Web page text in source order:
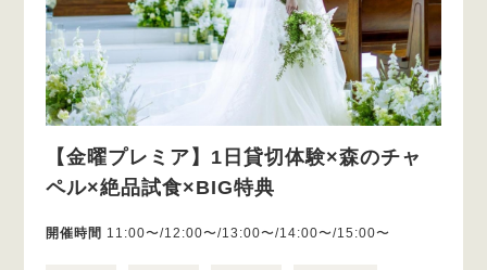
【金曜プレミア】1日貸切体験×森のチャ
ペル×絶品試食×BIG特典
開催時間 11:00〜/12:00〜/13:00〜/14:00〜/15:00〜